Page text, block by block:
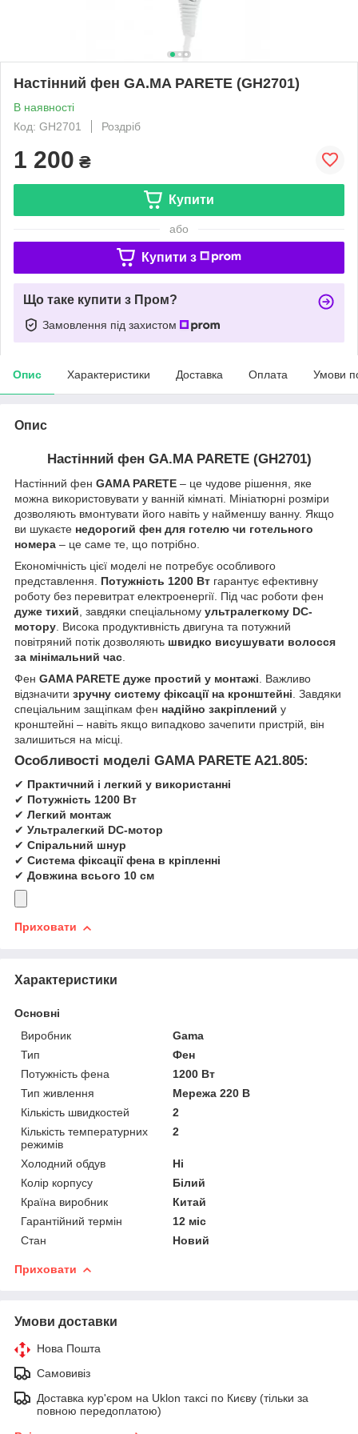
Настінний фен GA.MA PARETE (GH2701)
В наявності
Код: GH2701
Роздріб
1 200 ₴
Купити
або
Купити з
Що таке купити з Пром?
Замовлення під захистом
Опис Характеристики Доставка Оплата Умови
Опис
Настінний фен GA.MA PARETE (GH2701)
Настінний фен GAMA PARETE – це чудове рішення, яке
можна використовувати у ванній кімнаті. Мініатюрні розміри
дозволяють вмонтувати його навіть у найменшу ванну. Якщо
ви шукаєте недорогий фен для готелю чи готельного
номера – це саме те, що потрібно.
Економічність цієї моделі не потребує особливого
представлення. Потужність 1200 Вт гарантує ефективну
роботу без перевитрат електроенергії. Під час роботи фен
дуже тихий , завдяки спеціальному ультралегкому DC-
мотору . Висока продуктивність двигуна та потужний
повітряний потік дозволяють швидко висушувати волосся
за мінімальний час
Фен GAMA PARETE дуже простий у монтажі . Важливо
відзначити зручну систему фіксації на кронштейні . Завдяки
спеціальним защіпкам фен надійно закріплений у
кронштейні – навіть якщо випадково зачепити пристрій, він
залишиться на місці.
Особливості моделі GAMA PARETE A21.805:
✔ Практичний і легкий у використанні
✔ Потужність 1200 Вт
✔ Легкий монтаж
✔ Ультралегкий DC-мотор
✔ Спіральний шнур
✔ Система фіксації фена в кріпленні
✔ Довжина всього 10 см
Приховати
Характеристики
Основні
Виробник
Gama
Тип
Фен
Потужність фена
1200 Вт
Тип живлення
Мережа 220 В
Кількість швидкостей
2
Кількість температурних
режимів
2
Холодний обдув
Ні
Колір корпусу
Білий
Країна виробник
Китай
Гарантійний термін
12 міс
Стан
Новий
Приховати
Умови доставки
Нова Пошта
Самовивіз
Доставка кур'єром на Uklon таксі по Києву (тільки за
повною передоплатою)